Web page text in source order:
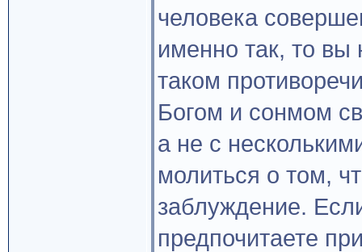
человека
именно так, то вы
таком
Богом и сонмом
а не с
молиться о том,
заблуждение.
предпочитаете